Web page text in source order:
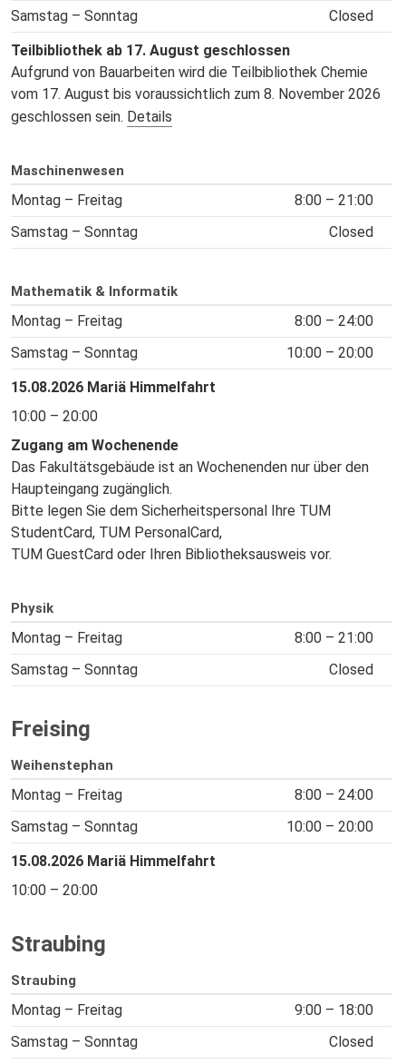
Samstag – Sonntag
Closed
Teilbibliothek ab 17. August geschlossen
Aufgrund von Bauarbeiten wird die Teilbibliothek Chemie
vom 17. August bis voraussichtlich zum 8. November 2026
geschlossen sein. Details
Maschinenwesen
Montag – Freitag
8:00 – 21:00
Samstag – Sonntag
Closed
Mathematik & Informatik
Montag – Freitag
8:00 – 24:00
Samstag – Sonntag
10:00 – 20:00
15.08.2026 Mariä Himmelfahrt
10:00 – 20:00
Zugang am Wochenende
Das Fakultätsgebäude ist an Wochenenden nur über den
Haupteingang zugänglich.
Bitte legen Sie dem Sicherheitspersonal Ihre TUM
StudentCard, TUM PersonalCard,
TUM GuestCard oder Ihren Bibliotheksausweis vor.
Physik
Montag – Freitag
8:00 – 21:00
Samstag – Sonntag
Closed
Freising
Weihenstephan
Montag – Freitag
8:00 – 24:00
Samstag – Sonntag
10:00 – 20:00
15.08.2026 Mariä Himmelfahrt
10:00 – 20:00
Straubing
Straubing
Montag – Freitag
9:00 – 18:00
Samstag – Sonntag
Closed